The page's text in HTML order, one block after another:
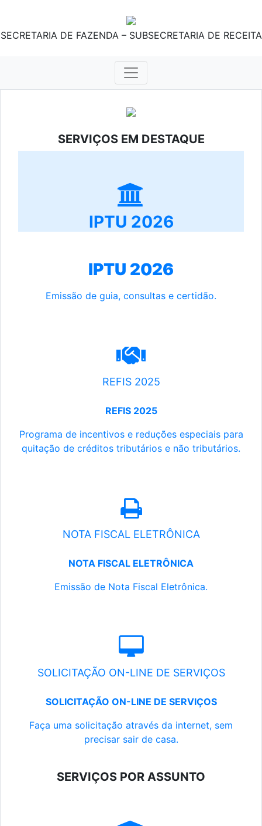
SECRETARIA DE FAZENDA – SUBSECRETARIA DE RECEITA
SERVIÇOS EM DESTAQUE
IPTU 2026
IPTU 2026
Emissão de guia, consultas e certidão.
REFIS 2025
REFIS 2025
Programa de incentivos e reduções especiais para
quitação de créditos tributários e não tributários.
NOTA FISCAL ELETRÔNICA
NOTA FISCAL ELETRÔNICA
Emissão de Nota Fiscal Eletrônica.
SOLICITAÇÃO ON-LINE DE SERVIÇOS
SOLICITAÇÃO ON-LINE DE SERVIÇOS
Faça uma solicitação através da internet, sem
precisar sair de casa.
SERVIÇOS POR ASSUNTO